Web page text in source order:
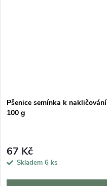
Pšenice semínka k nakličování
100 g
67 Kč
Skladem 6 ks